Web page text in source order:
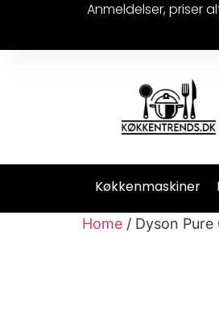
Anmeldelser, priser
Køkkenmaskiner
Home / Dyson